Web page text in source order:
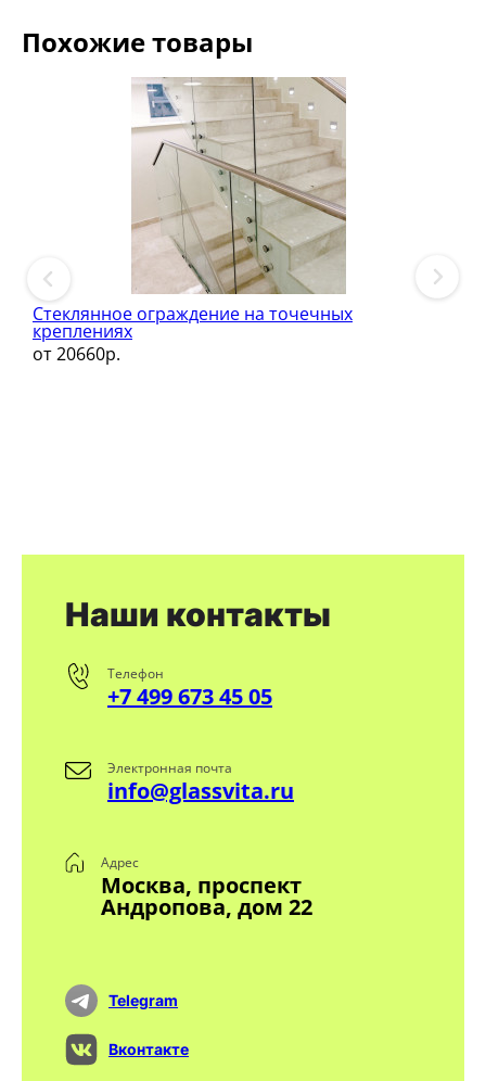
Похожие товары
Стеклянное ограждение на точечных
креплениях
от 20660р.
Наши контакты
Телефон
+7 499 673 45 05
Электронная почта
info@glassvita.ru
Адрес
Москва, проспект
Андропова, дом 22
Telegram
Вконтакте